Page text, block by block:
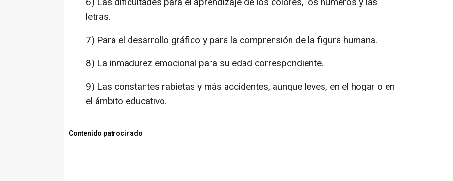
letras.
7) Para el desarrollo gráfico y para la comprensión de la figura humana.
8) La inmadurez emocional para su edad correspondiente.
9) Las constantes rabietas y más accidentes, aunque leves, en el hogar o en
el ámbito educativo.
Contenido patrocinado